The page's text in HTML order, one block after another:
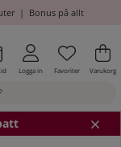
| Bonus på allt
Logga in Antal i
.
Favoriter .
Varukorg